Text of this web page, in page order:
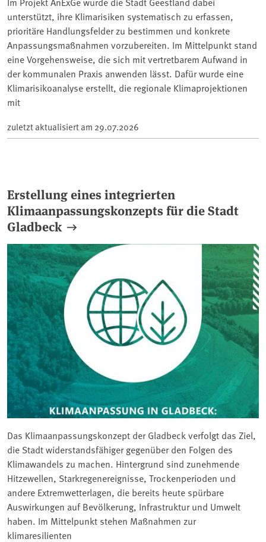
unterstützt, ihre Klimarisiken systematisch zu erfassen,
prioritäre Handlungsfelder zu bestimmen und konkrete
Anpassungsmaßnahmen vorzubereiten. Im Mittelpunkt stand
eine Vorgehensweise, die sich mit vertretbarem Aufwand in
der kommunalen Praxis anwenden lässt. Dafür wurde eine
Klimarisikoanalyse erstellt, die regionale Klimaprojektionen
mit
zuletzt aktualisiert am 29.07.2026
Erstellung eines integrierten
Klimaanpassungskonzepts für die Stadt
Gladbeck
Das Klimaanpassungskonzept der Gladbeck verfolgt das Ziel,
die Stadt widerstandsfähiger gegenüber den Folgen des
Klimawandels zu machen. Hintergrund sind zunehmende
Hitzewellen, Starkregenereignisse, Trockenperioden und
andere Extremwetterlagen, die bereits heute spürbare
Auswirkungen auf Bevölkerung, Infrastruktur und Umwelt
haben. Im Mittelpunkt stehen Maßnahmen zur
klimaresilienten